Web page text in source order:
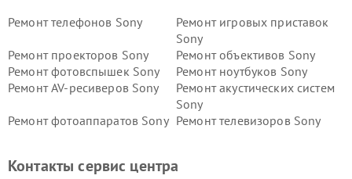
Ремонт телефонов Sony
Ремонт игровых приставок
Sony
Ремонт проекторов Sony
Ремонт объективов Sony
Ремонт фотовспышек Sony
Ремонт ноутбуков Sony
Ремонт AV-ресиверов Sony
Ремонт акустических систем
Sony
Ремонт фотоаппаратов Sony Ремонт телевизоров Sony
Контакты сервис центра